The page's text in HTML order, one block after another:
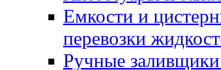
Емкости и
перевозки
Ручные